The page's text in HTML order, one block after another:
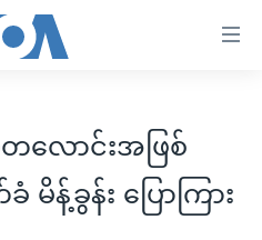
လောင်းအဖြစ်
မိန့်ခွန်း ပြောကြား